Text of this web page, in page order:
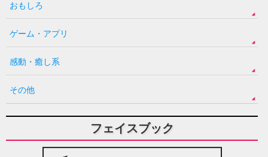
おもしろ
ゲーム・アプリ
感動・癒し系
その他
フェイスブック